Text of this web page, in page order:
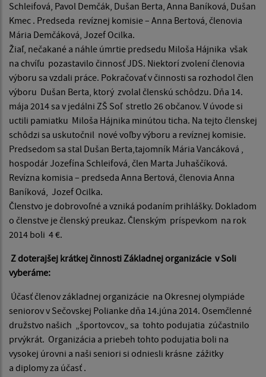
Schleifová, Pavol Demčák, Dušan Berta, Anna Baníková, Dušan
Kmec . Predseda revíznej komisie – Anna Bertová, členovia
Mária Demčáková, Jozef Ocilka.
Žiaľ, nečakané a náhle úmrtie predsedu Miloša Hájnika však
na chvíľu pozastavilo činnosť JDS. Niektorí zvolení členovia
výboru sa vzdali práce. Pokračovať v činnosti sa rozhodol člen
výboru Dušan Berta, ktorý zvolal členskú schôdzu. Dňa 14.
mája 2014 sa v jedálni ZŠ Soľ stretlo 26 občanov. V úvode si
uctili pamiatku Miloša Hájnika minútou ticha. Na tejto členskej
schôdzi sa uskutočnil nové voľby výboru a revíznej komisie.
Predsedom sa stal Dušan Berta,tajomník Mária Vancáková ,
hospodár Jozefína Schleifová, člen Marta Juhaščíková.
Revízna komisia – predseda Anna Bertová, členovia Anna
Baníková, Jozef Ocilka.
Členstvo je dobrovoľné a vzniká podaním prihlášky. Dokladom
o členstve je členský preukaz. Členským príspevkom na rok
2014 boli 4 €.
Z doterajšej krátkej činnosti Základnej organizácie v Soli
vyberáme:
Účasť členov základnej organizácie na Okresnej olympiáde
seniorov v Sečovskej Polianke dňa 14.júna 2014. Osemčlenné
družstvo našich „športovcov„ sa tohto podujatia zúčastnilo
prvýkrát. Organizácia a priebeh tohto podujatia boli na
vysokej úrovni a naši seniori si odniesli krásne zážitky
a diplomy za účasť .